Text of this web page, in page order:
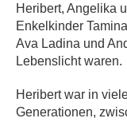
Heribert, Angelika
Enkelkinder
Ava Ladina und
Lebenslicht waren.
Heribert war in
Generationen,